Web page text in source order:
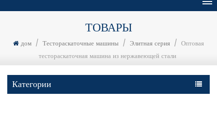
ТОВАРЫ
дом / Тестораскаточные машины / Элитная серия / Оптовая
тестораскаточная машина из нержавеющей стали
Категории